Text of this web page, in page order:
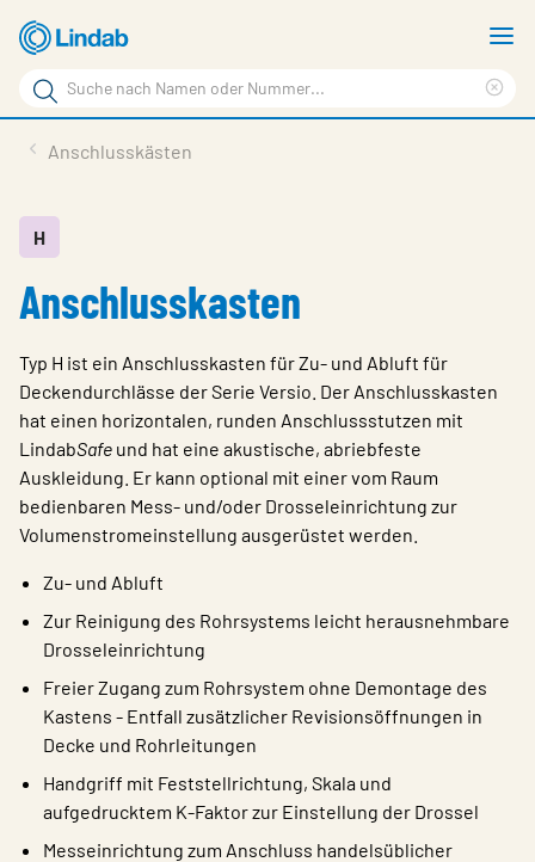
Zum
Hauptinhalt
springen
Suchbegriff
Seite
durchsuchen
Wissen & Service
Inspiration
Nachhaltigkeit
Wähle Sprache
Germany - Ventilation
Anschlusskästen
H
Anschlusskasten
Typ H ist ein Anschlusskasten für Zu- und Abluft für
Deckendurchlässe der Serie Versio. Der Anschlusskasten
hat einen horizontalen, runden Anschlussstutzen mit
LindabSafe und hat eine akustische, abriebfeste
Auskleidung. Er kann optional mit einer vom Raum
bedienbaren Mess- und/oder Drosseleinrichtung zur
Volumenstromeinstellung ausgerüstet werden.
Zu- und Abluft
Zur Reinigung des Rohrsystems leicht herausnehmbare
Drosseleinrichtung
Freier Zugang zum Rohrsystem ohne Demontage des
Kastens - Entfall zusätzlicher Revisionsöffnungen in
Decke und Rohrleitungen
Handgriff mit Feststellrichtung, Skala und
aufgedrucktem K-Faktor zur Einstellung der Drossel
Messeinrichtung zum Anschluss handelsüblicher